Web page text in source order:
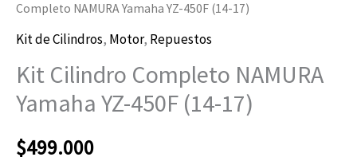
Completo NAMURA Yamaha YZ-450F (14-17)
Kit de Cilindros, Motor, Repuestos
Kit Cilindro Completo NAMURA
Yamaha YZ-450F (14-17)
$499.000